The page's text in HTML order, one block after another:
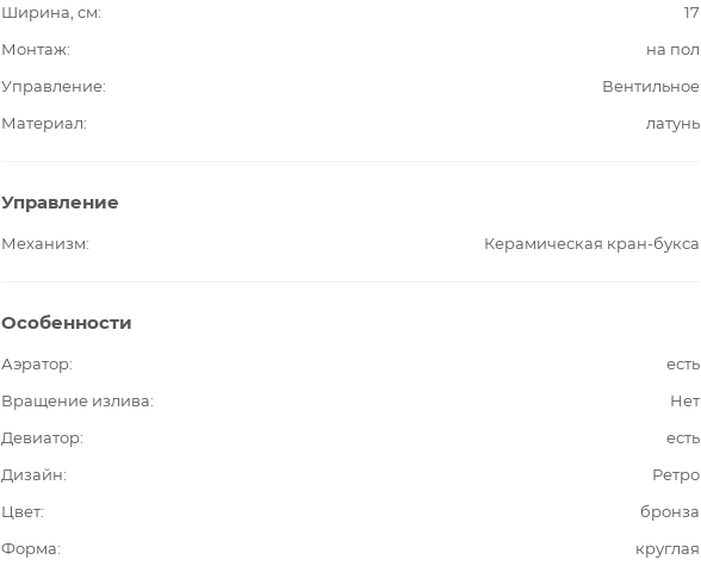
Ширина, см
17
Монтаж
на пол
Управление
Вентильное
Материал
латунь
Управление
Механизм Керамическая кран-букса
Особенности
Аэратор
есть
Вращение излива
Нет
Девиатор
есть
Дизайн
Ретро
Цвет
бронза
Форма
круглая